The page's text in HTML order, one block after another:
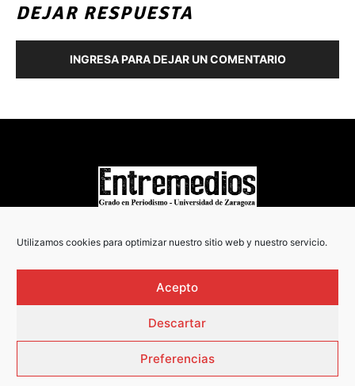
Utilizamos cookies para optimizar nuestro sitio web y nuestro servicio.
Acepto
Descartar
Preferencias
DEJAR RESPUESTA
INGRESA PARA DEJAR UN COMENTARIO